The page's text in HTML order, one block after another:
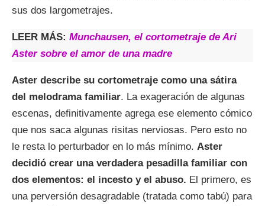
sus dos largometrajes.
LEER MÁS: Munchausen, el cortometraje de Ari
Aster sobre el amor de una madre
Aster describe su cortometraje como una sátira
del melodrama familiar. La exageración de algunas
escenas, definitivamente agrega ese elemento cómico
que nos saca algunas risitas nerviosas. Pero esto no
le resta lo perturbador en lo más mínimo. Aster
decidió crear una verdadera pesadilla familiar con
dos elementos: el incesto y el abuso. El primero, es
una perversión desagradable (tratada como tabú) para